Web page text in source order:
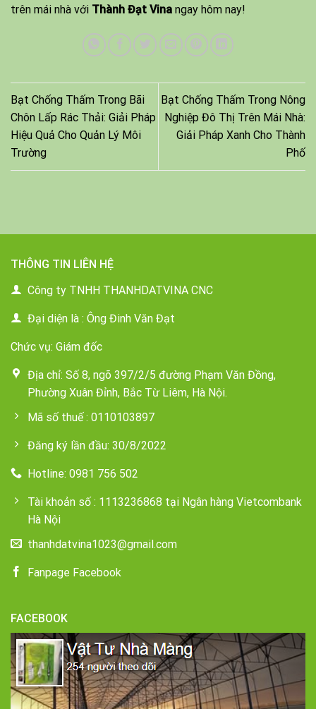
trên mái nhà với Thành Đạt Vina ngay hôm nay!
Bạt Chống Thấm Trong Bãi
Chôn Lấp Rác Thải: Giải Pháp
Hiệu Quả Cho Quản Lý Môi
Trường
Bạt Chống Thấm Trong Nông
Nghiệp Đô Thị Trên Mái Nhà:
Giải Pháp Xanh Cho Thành
Phố
THÔNG TIN LIÊN HỆ
Công ty TNHH THANHDATVINA CNC
Đại diện là : Ông Đinh Văn Đạt
Chức vụ: Giám đốc
Địa chỉ: Số 8, ngõ 397/2/5 đường Phạm Văn Đồng,
Phường Xuân Đỉnh, Bắc Từ Liêm, Hà Nội.
Mã số thuế : 0110103897
Đăng ký lần đầu: 30/8/2022
Hotline: 0981 756 502
Tài khoản số : 1113236868 tại Ngân hàng Vietcombank
Hà Nội
thanhdatvina1023@gmail.com
Fanpage Facebook
FACEBOOK